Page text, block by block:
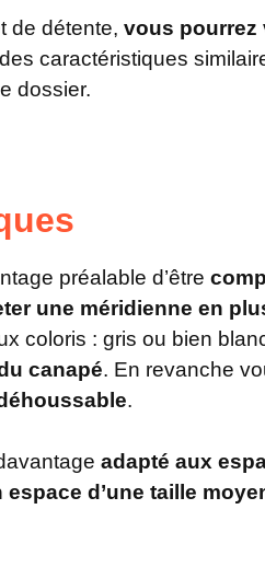
de détente, vous pourrez
caractéristiques
dossier.
préalable d’être
une méridienne en
coloris : gris ou bien
canapé. En revanche
.
adapté aux
d’une taille